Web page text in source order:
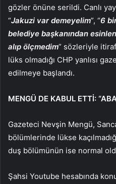
gözler önüne serildi. Canlı
“Jakuzi var demeyelim”, “6
belediye başkanından
alıp ölçmedim” sözleriyle
lüks olmadığı CHP yanlısı
edilmeye başlandı.
MENGÜ DE KABUL ETTİ:
Gazeteci Nevşin Mengü,
bölümlerinde lükse
duş bölümünün ise normal
Şahsi Youtube hesabında